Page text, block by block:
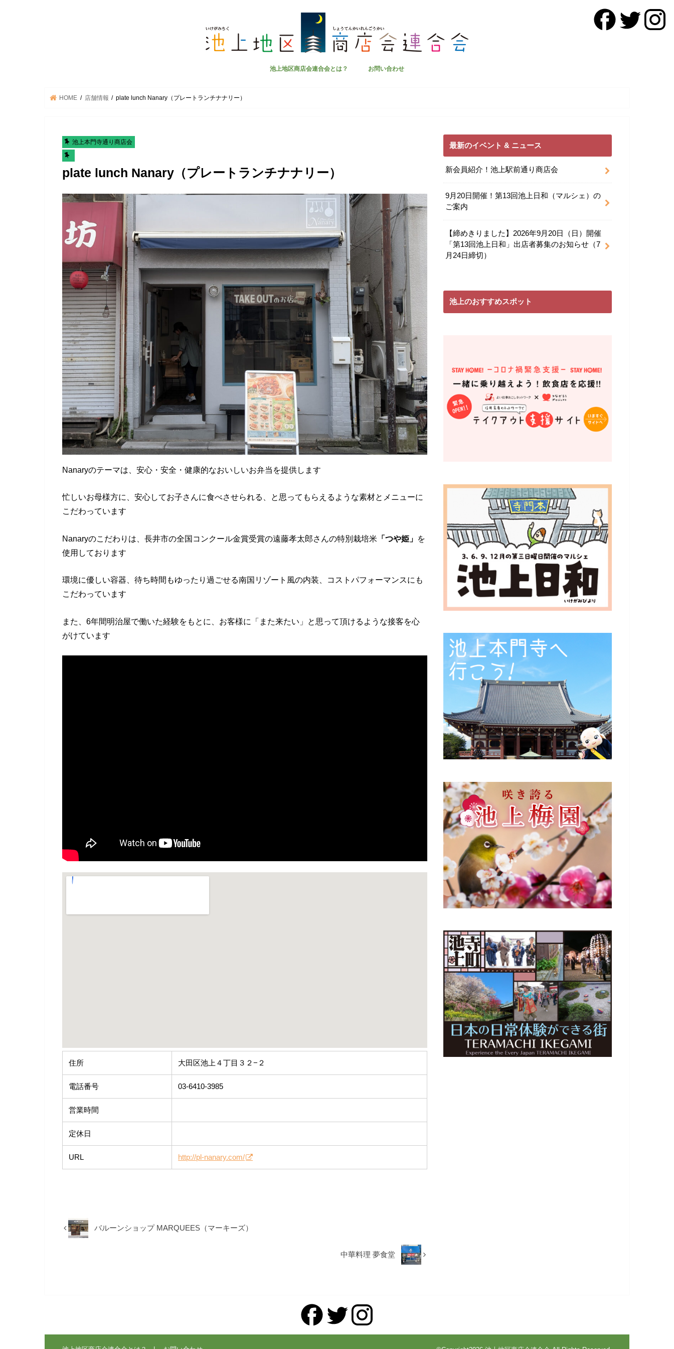
池上地区商店会連合会とは？ お問い合わせ
HOME 店舗情報 plate lunch Nanary（プレートランチナナリー）
池上本門寺通り商店会
plate lunch Nanary（プレートランチナナリー）
Nanaryのテーマは、安心・安全・健康的なおいしいお弁当を提供します
忙しいお母様方に、安心してお子さんに食べさせられる、と思ってもらえるような素材とメニューに
こだわっています
Nanaryのこだわりは、長井市の全国コンクール金賞受賞の遠藤孝太郎さんの特別栽培米 「つや姫」 を
使用しております
環境に優しい容器、待ち時間もゆったり過ごせる南国リゾート風の内装、コストパフォーマンスにも
こだわっています
また、6年間明治屋で働いた経験をもとに、お客様に「また来たい」と思って頂けるような接客を心
がけています
住所 大田区池上４丁目３２−２
電話番号 03-6410-3985
営業時間
定休日
URL http://pl-nanary.com/
バルーンショップ MARQUEES（マーキーズ）
中華料理 夢食堂
最新のイベント & ニュース
新会員紹介！池上駅前通り商店会
9月20日開催！第13回池上日和（マルシェ）の
ご案内
【締めきりました】2026年9月20日（日）開催
「第13回池上日和」出店者募集のお知らせ（7
月24日締切）
池上のおすすめスポット